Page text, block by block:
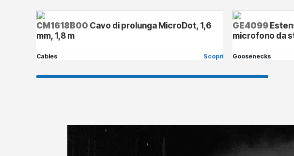
CM1618B00 Cavo di prolunga MicroDot, 1,6
mm, 1,8 m
Cables Scopri
GE4099
microfono da
Goosenecks